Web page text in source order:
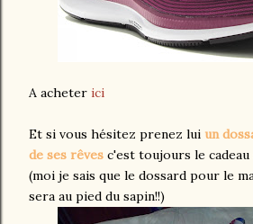
A acheter ici
Et si vous hésitez prenez lui un
de ses rêves c'est toujours le
(moi je sais que le dossard pour le
sera au pied du sapin!!)